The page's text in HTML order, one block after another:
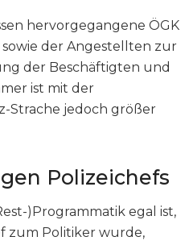
hervorgegangene ÖGK
der Angestellten zur
der Beschäftigten und
ist mit der
Strache jedoch größer
Polizeichefs
)Programmatik egal ist,
zum Politiker wurde,